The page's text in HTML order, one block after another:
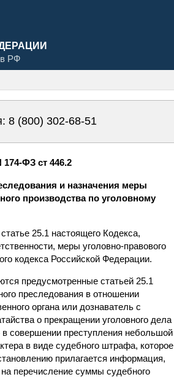
РФ
8 (800) 302-68-51
ФЗ ст 446.2
и назначения меры
производства по уголовному
25.1 настоящего Кодекса,
меры уголовно-правового
кодекса Российской Федерации.
предусмотренные статьей 25.1
преследования в отношении
органа или дознаватель с
о прекращении уголовного дела
в совершении преступления небольшой
в виде судебного штрафа, которое
прилагается информация,
перечисление суммы судебного